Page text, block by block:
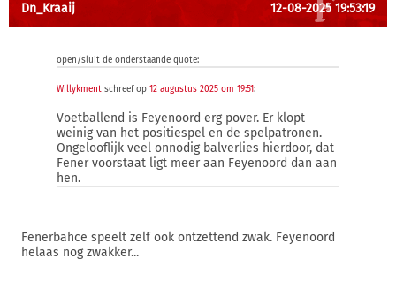
Dn_Kraaij 12-08-2025 19:53:19
open/sluit de onderstaande quote:
Willykment schreef op 12 augustus 2025 om 19:51:
Voetballend is Feyenoord erg pover. Er klopt
weinig van het positiespel en de spelpatronen.
Ongelooflijk veel onnodig balverlies hierdoor, dat
Fener voorstaat ligt meer aan Feyenoord dan aan
hen.
Fenerbahce speelt zelf ook ontzettend zwak. Feyenoord
helaas nog zwakker...